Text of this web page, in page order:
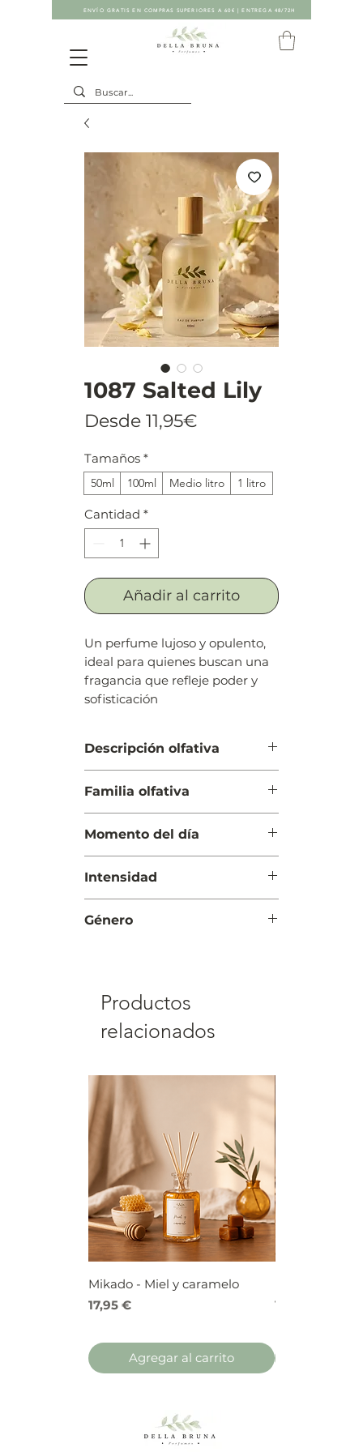
ENVÍO GRATIS EN COMPRAS SUPERIORES A 60€ | ENTREGA 48/72H
1087 Salted Lily
Desde 11,95€
Tamaños *
50ml 100ml Medio litro 1 litro
Cantidad *
Añadir al carrito
Un perfume lujoso y opulento,
ideal para quienes buscan una
fragancia que refleje poder y
sofisticación
Descripción olfativa
bergamota
Cuerpo: Azucena, jazmín y ylang-
ylang
Familia olfativa
Momento del día
Intensidad
Género
Productos
relacionados
Mikado - Miel y caramelo
Precio
17,95 €
Agregar al carrito
Precio
17,95 €